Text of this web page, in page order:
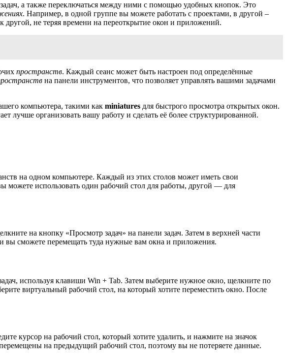
а также переключаться между ними с помощью удобных кнопок. Это
. Например, в одной группе вы можете работать с проектами, в другой –
другой, не теряя времени на переоткрытие окон и приложений.
пространств. Каждый сеанс может быть настроен под определённые
на панели инструментов, что позволяет управлять вашими задачами
компьютера, такими как miniatures для быстрого просмотра открытых окон.
лучше организовать вашу работу и сделать её более структурированной.
на одном компьютере. Каждый из этих столов может иметь свои
можете использовать один рабочий стол для работы, другой — для
на кнопку «Просмотр задач» на панели задач. Затем в верхней части
вы сможете перемещать туда нужные вам окна и приложения.
используя клавиши Win + Tab. Затем выберите нужное окно, щелкните по
виртуальный рабочий стол, на который хотите переместить окно. После
курсор на рабочий стол, который хотите удалить, и нажмите на значок
на предыдущий рабочий стол, поэтому вы не потеряете данные.